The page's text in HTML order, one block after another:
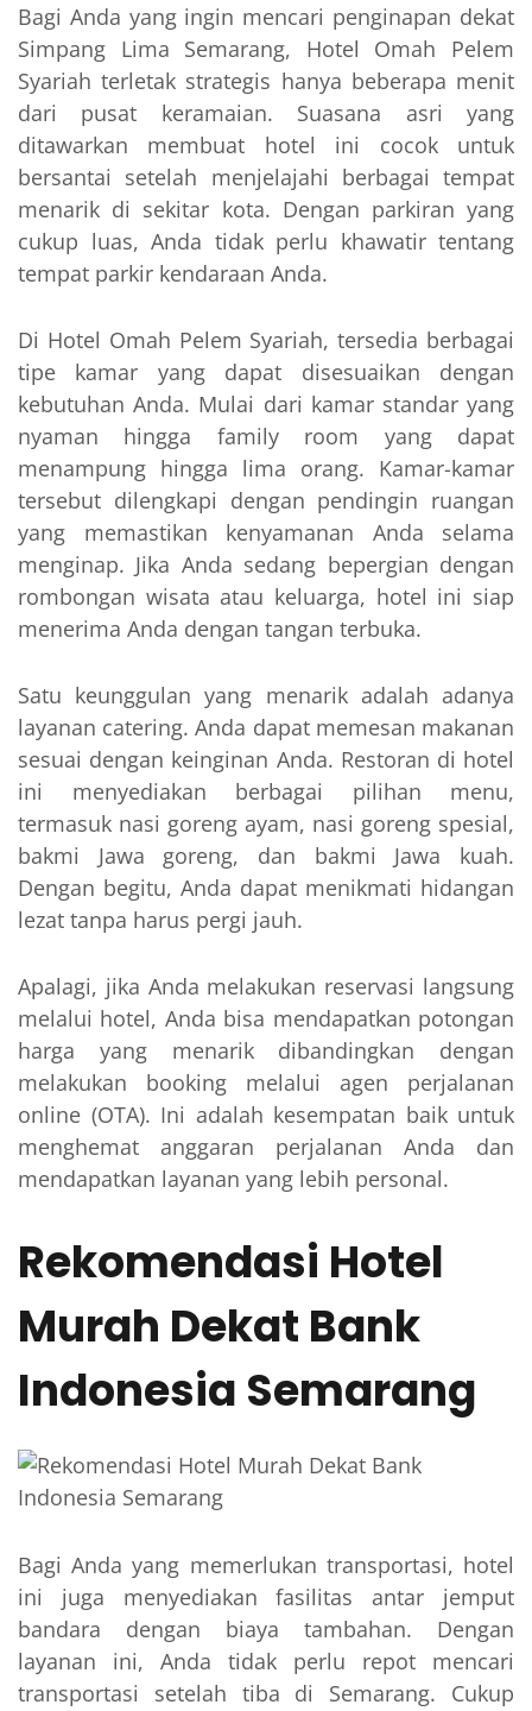
Bagi Anda yang ingin mencari penginapan dekat
Simpang Lima Semarang, Hotel Omah Pelem
Syariah terletak strategis hanya beberapa menit
dari pusat keramaian. Suasana asri yang
ditawarkan membuat hotel ini cocok untuk
bersantai setelah menjelajahi berbagai tempat
menarik di sekitar kota. Dengan parkiran yang
cukup luas, Anda tidak perlu khawatir tentang
tempat parkir kendaraan Anda.
Di Hotel Omah Pelem Syariah, tersedia berbagai
tipe kamar yang dapat disesuaikan dengan
kebutuhan Anda. Mulai dari kamar standar yang
nyaman hingga family room yang dapat
menampung hingga lima orang. Kamar-kamar
tersebut dilengkapi dengan pendingin ruangan
yang memastikan kenyamanan Anda selama
menginap. Jika Anda sedang bepergian dengan
rombongan wisata atau keluarga, hotel ini siap
menerima Anda dengan tangan terbuka.
Satu keunggulan yang menarik adalah adanya
layanan catering. Anda dapat memesan makanan
sesuai dengan keinginan Anda. Restoran di hotel
ini menyediakan berbagai pilihan menu,
termasuk nasi goreng ayam, nasi goreng spesial,
bakmi Jawa goreng, dan bakmi Jawa kuah.
Dengan begitu, Anda dapat menikmati hidangan
lezat tanpa harus pergi jauh.
Apalagi, jika Anda melakukan reservasi langsung
melalui hotel, Anda bisa mendapatkan potongan
harga yang menarik dibandingkan dengan
melakukan booking melalui agen perjalanan
online (OTA). Ini adalah kesempatan baik untuk
menghemat anggaran perjalanan Anda dan
mendapatkan layanan yang lebih personal.
Rekomendasi Hotel
Murah Dekat Bank
Indonesia Semarang
Bagi Anda yang memerlukan transportasi, hotel
ini juga menyediakan fasilitas antar jemput
bandara dengan biaya tambahan. Dengan
layanan ini, Anda tidak perlu repot mencari
transportasi setelah tiba di Semarang. Cukup